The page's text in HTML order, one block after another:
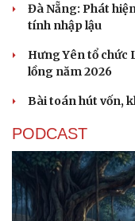
Đà Nẵng: Phát
tính nhập lậu
Hưng Yên tổ chức
lồng năm 2026
Bài toán hút vốn,
PODCAST